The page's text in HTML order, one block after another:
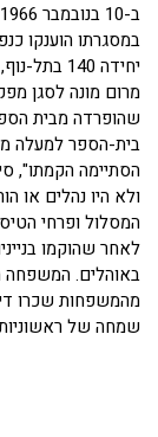
שהופרדה מבית
הסתיימה הקמתו",
ולא היו נהלים או
המסלול ופרחי
לאחר שהוקמו
באוהלים. המשפחה
מהמשפחות שכרו
שמחה של ראשוניות